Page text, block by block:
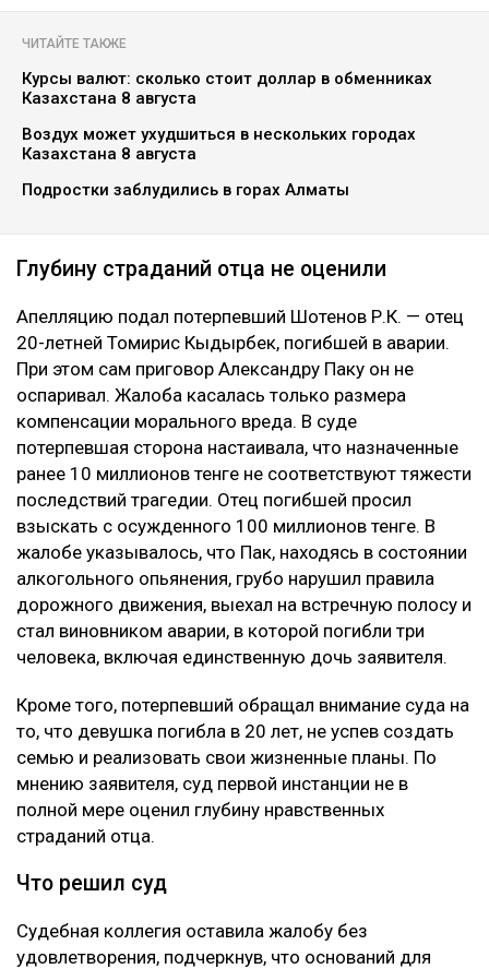
ЧИТАЙТЕ ТАКЖЕ
Курсы валют: сколько стоит доллар в обменниках
Казахстана 8 августа
Воздух может ухудшиться в нескольких городах
Казахстана 8 августа
Подростки заблудились в горах Алматы
Глубину страданий отца не оценили
Апелляцию подал потерпевший Шотенов Р.К. — отец
20-летней Томирис Кыдырбек, погибшей в аварии.
При этом сам приговор Александру Паку он не
оспаривал. Жалоба касалась только размера
компенсации морального вреда. В суде
потерпевшая сторона настаивала, что назначенные
ранее 10 миллионов тенге не соответствуют тяжести
последствий трагедии. Отец погибшей просил
взыскать с осужденного 100 миллионов тенге. В
жалобе указывалось, что Пак, находясь в состоянии
алкогольного опьянения, грубо нарушил правила
дорожного движения, выехал на встречную полосу и
стал виновником аварии, в которой погибли три
человека, включая единственную дочь заявителя.
Кроме того, потерпевший обращал внимание суда на
то, что девушка погибла в 20 лет, не успев создать
семью и реализовать свои жизненные планы. По
мнению заявителя, суд первой инстанции не в
полной мере оценил глубину нравственных
страданий отца.
Что решил суд
Судебная коллегия оставила жалобу без
удовлетворения, подчеркнув, что оснований для